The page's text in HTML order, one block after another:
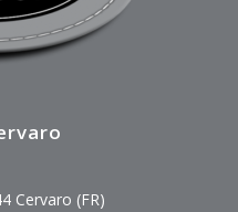
Cervaro (FR)